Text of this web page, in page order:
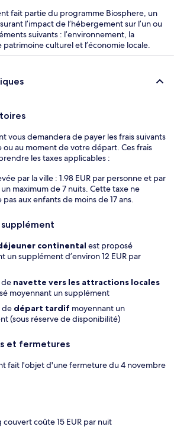
fait partie du programme Biosphere, un
l’impact de l’hébergement sur l’un ou
suivants : l’environnement, la
culturel et l’économie locale.
vous demandera de payer les frais suivants
ou au moment de votre départ. Ces frais
les taxes applicables :
par la ville : 1.98 EUR par personne et par
maximum de 7 nuits. Cette taxe ne
aux enfants de moins de 17 ans.
continental est proposé
un supplément d’environ 12 EUR par
de navette vers les attractions locales
moyennant un supplément
de départ tardif moyennant un
(sous réserve de disponibilité)
et fermetures
fait l'objet d'une fermeture du 4 novembre
couvert coûte 15 EUR par nuit